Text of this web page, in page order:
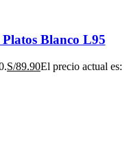
Blanco L95
S/89.90El precio actual es: